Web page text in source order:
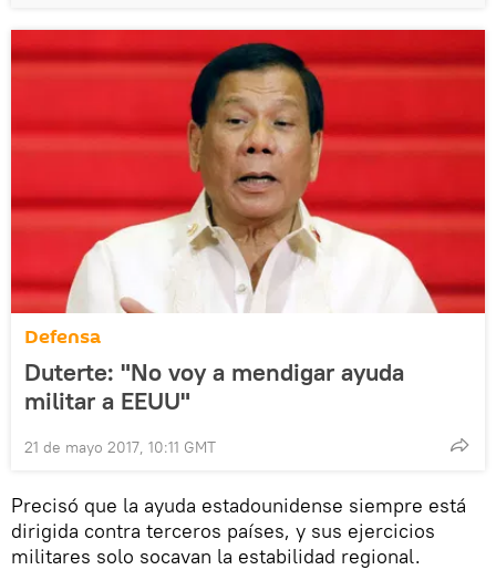
Defensa
Duterte: "No voy a mendigar ayuda
militar a EEUU"
21 de mayo 2017, 10:11 GMT
Precisó que la ayuda estadounidense siempre está
dirigida contra terceros países, y sus ejercicios
militares solo socavan la estabilidad regional.